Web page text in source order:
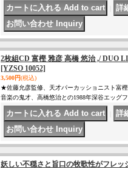
2枚組CD 富樫 雅彦 高橋 悠治 ,/ DUO
[YZSO 10052]
3,500円(税込)
★佐藤允彦監修、天才パーカッショニスト富
音楽の鬼才、高橋悠治との1988年深谷エッ
妖しい不穏さと旨口の牧歌性がフレ